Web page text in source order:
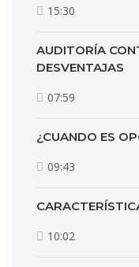
15:30
AUDITORÍA
DESVENTAJAS
07:59
¿CUANDO ES
09:43
10:02